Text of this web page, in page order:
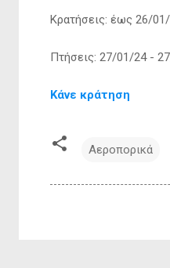
Κρατήσεις: έως 26/
Πτήσεις: 27/01/24 -
Κάνε κράτηση
Αεροπορικά